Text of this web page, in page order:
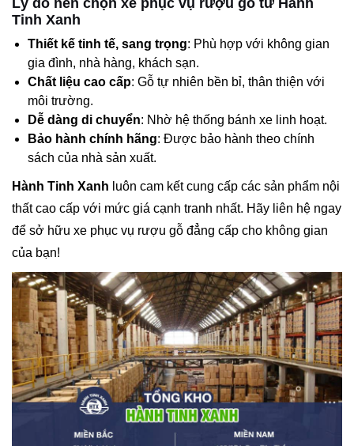
Tinh Xanh
Thiết kế tinh tế, sang trọng: Phù hợp với không gian
gia đình, nhà hàng, khách sạn.
Chất liệu cao cấp: Gỗ tự nhiên bền bỉ, thân thiện với
môi trường.
Dễ dàng di chuyển: Nhờ hệ thống bánh xe linh hoạt.
Bảo hành chính hãng: Được bảo hành theo chính
sách của nhà sản xuất.
Hành Tinh Xanh luôn cam kết cung cấp các sản phẩm nội
thất cao cấp với mức giá cạnh tranh nhất. Hãy liên hệ ngay
để sở hữu xe phục vụ rượu gỗ đẳng cấp cho không gian
của bạn!